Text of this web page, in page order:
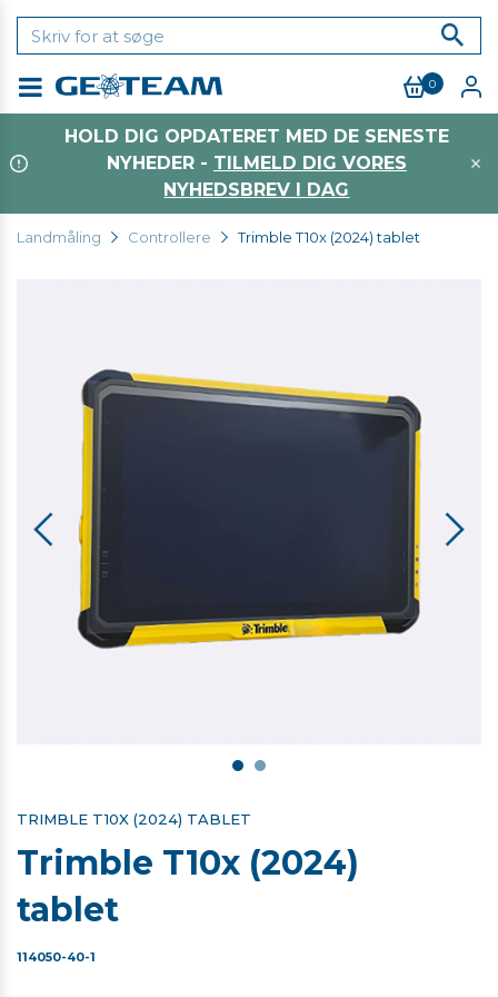
0
HOLD DIG OPDATERET MED DE SENESTE
NYHEDER - TILMELD DIG VORES
NYHEDSBREV I DAG
Landmåling Controllere Trimble T10x (2024) tablet
TRIMBLE T10X (2024) TABLET
Trimble T10x (2024)
tablet
114050-40-1